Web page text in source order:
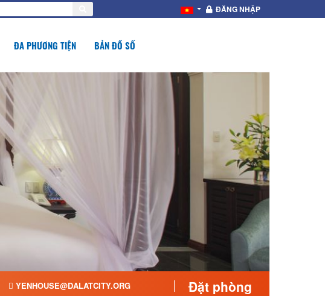
ĐĂNG NHẬP
ĐA PHƯƠNG TIỆN BẢN ĐỒ SỐ
YENHOUSE@DALATCITY.ORG Đặt phòng